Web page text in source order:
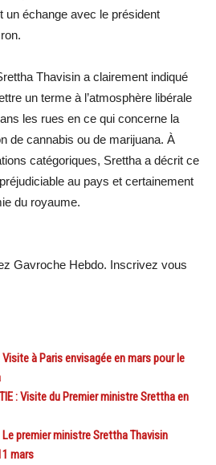
un échange avec le président
Thavisin a clairement indiqué
un terme à l’atmosphère libérale
les rues en ce qui concerne la
de cannabis ou de marijuana. À
catégoriques, Srettha a décrit ce
au pays et certainement
du royaume.
Gavroche Hebdo. Inscrivez vous
Visite à Paris envisagée en mars pour le
: Visite du Premier ministre Srettha en
Le premier ministre Srettha Thavisin
mars